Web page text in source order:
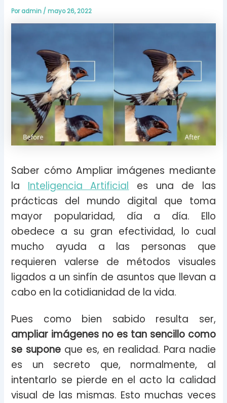
Poradmin /mayo 26, 2022
Saber cómo Ampliar imágenes mediante
la Inteligencia Artificial es una de las
prácticas del mundo digital que toma
mayor popularidad, día a día. Ello
obedece a su gran efectividad, lo cual
mucho ayuda a las personas que
requieren valerse de métodos visuales
ligados a un sinfín de asuntos que llevan a
cabo en la cotidianidad de la vida.
Pues como bien sabido resulta ser,
ampliar imágenes no es tan sencillo como
se supone que es, en realidad. Para nadie
es un secreto que, normalmente, al
intentarlo se pierde en el acto la calidad
visual de las mismas. Esto muchas veces